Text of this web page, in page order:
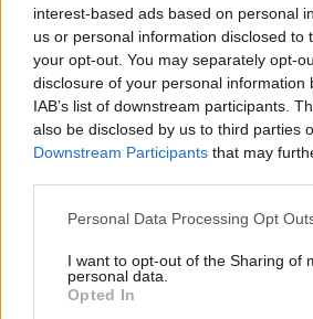
interest-based ads based on personal
us or personal information disclosed to
your opt-out. You may separately opt-
disclosure of your personal information
IAB’s list of downstream participants.
also be disclosed by us to third parties
Downstream Participants that may
Please note that this website/app uses
not limited to your visit or usage
grant or deny consent to Google and
use your data for below specified
Personal Data Processing Opt
I want to opt-out of the Sharing of
personal data.
Opted In
Continua a leggere